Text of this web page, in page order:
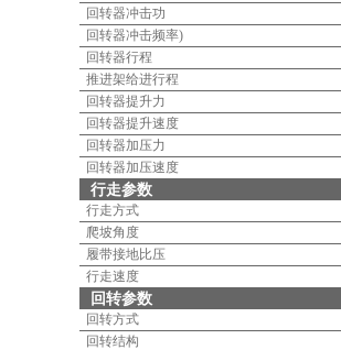
回转器冲击功
回转器冲击频率)
回转器行程
推进架给进行程
回转器提升力
回转器提升速度
回转器加压力
回转器加压速度
行走参数
行走方式
爬坡角度
履带接地比压
行走速度
回转参数
回转方式
回转结构